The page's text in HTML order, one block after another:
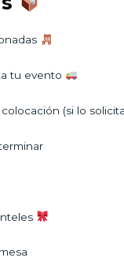
tu evento
(si lo